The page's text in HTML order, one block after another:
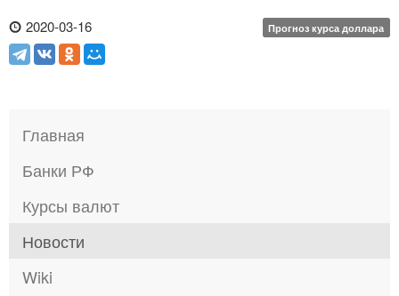
2020-03-16
Прогноз курса доллара
Главная
Банки РФ
Курсы валют
Новости
Wiki